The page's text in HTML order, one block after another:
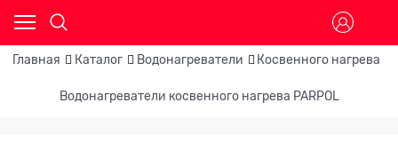
Главная Каталог Водонагреватели Косвенного нагрева
Водонагреватели косвенного нагрева PARPOL